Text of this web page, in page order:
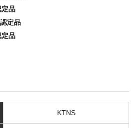
定品
定品
定品
KTNS